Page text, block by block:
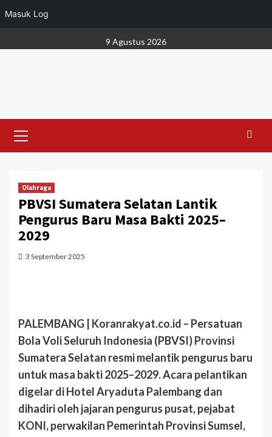
Masuk Log
to
9 Agustus 2026
Menu
Olahraga
PBVSI Sumatera Selatan Lantik
Pengurus Baru Masa Bakti 2025–
2029
3 September 2025
PALEMBANG | Koranrakyat.co.id – Persatuan
Bola Voli Seluruh Indonesia (PBVSI) Provinsi
Sumatera Selatan resmi melantik pengurus baru
untuk masa bakti 2025–2029. Acara pelantikan
digelar di Hotel Aryaduta Palembang dan
dihadiri oleh jajaran pengurus pusat, pejabat
KONI, perwakilan Pemerintah Provinsi Sumsel,